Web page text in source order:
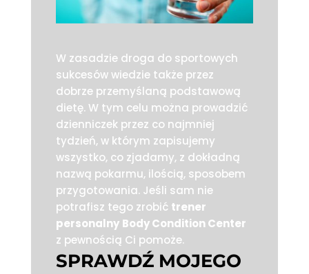
W zasadzie droga do sportowych
sukcesów wiedzie także przez
dobrze przemyślaną podstawową
dietę. W tym celu można prowadzić
dzienniczek przez co najmniej
tydzień, w którym zapisujemy
wszystko, co zjadamy, z dokładną
nazwą pokarmu, ilością, sposobem
przygotowania. Jeśli sam nie
potrafisz tego zrobić trener
personalny Body Condition Center
z pewnością Ci pomoże.
SPRAWDŹ MOJEGO